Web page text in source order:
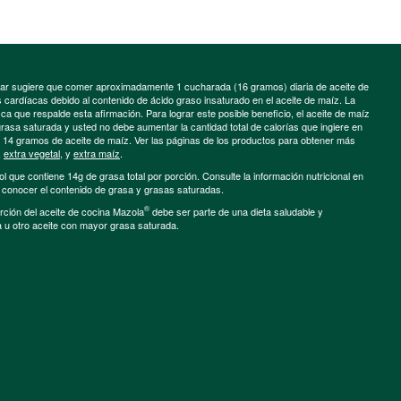
sugiere que comer aproximadamente 1 cucharada (16 gramos) diaria de aceite de
debido al contenido de ácido graso insaturado en el aceite de maíz. La
que respalde esta afirmación. Para lograr este posible beneficio, el aceite de maíz
saturada y usted no debe aumentar la cantidad total de calorías que ingiere en
gramos de aceite de maíz. Ver las páginas de los productos para obtener más
extra vegetal, y extra maíz.
que contiene 14g de grasa total por porción. Consulte la información nutricional en
el contenido de grasa y grasas saturadas.
del aceite de cocina Mazola® debe ser parte de una dieta saludable y
otro aceite con mayor grasa saturada.